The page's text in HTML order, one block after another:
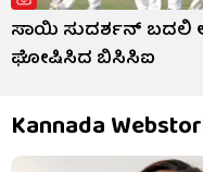
ಸಾಯಿ ಸುದರ್ಶನ್ ಬದಲಿ
ಘೋಷಿಸಿದ ಬಿಸಿಸಿಐ
Kannada